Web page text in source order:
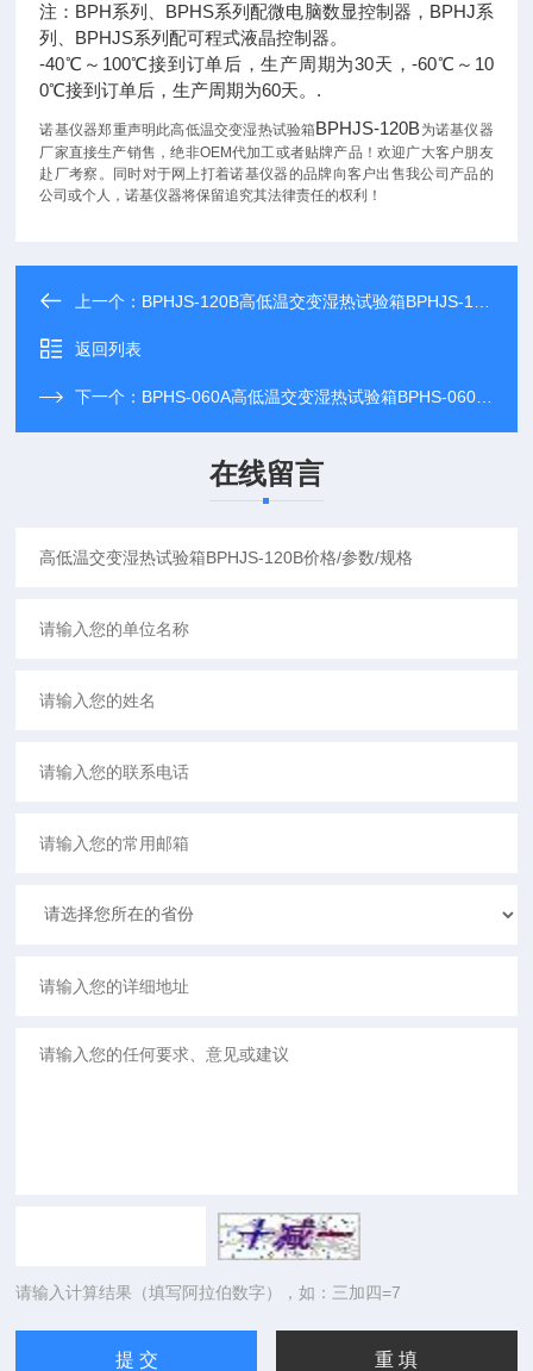
注：BPH系列、BPHS系列配微电脑数显控制器，BPHJ系
列、BPHJS系列配可程式液晶控制器。
-40℃～100℃接到订单后，生产周期为30天，-60℃～10
0℃接到订单后，生产周期为60天。.
诺基仪器郑重声明此高低温交变湿热试验箱BPHJS-120B为诺基仪器
厂家直接生产销售，绝非OEM代加工或者贴牌产品！欢迎广大客户朋友
赴厂考察。同时对于网上打着诺基仪器的品牌向客户出售我公司产品的
公司或个人，诺基仪器将保留追究其法律责任的权利！
上一个： BPHJS-120B高低温交变湿热试验箱BPHJS-120B专业制造厂家
返回列表
下一个： BPHS-060A高低温交变湿热试验箱BPHS-060A价格/参数/规格
在线留言
请输入计算结果（填写阿拉伯数字），如：三加四=7